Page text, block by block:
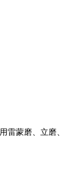
雷蒙磨、立磨、